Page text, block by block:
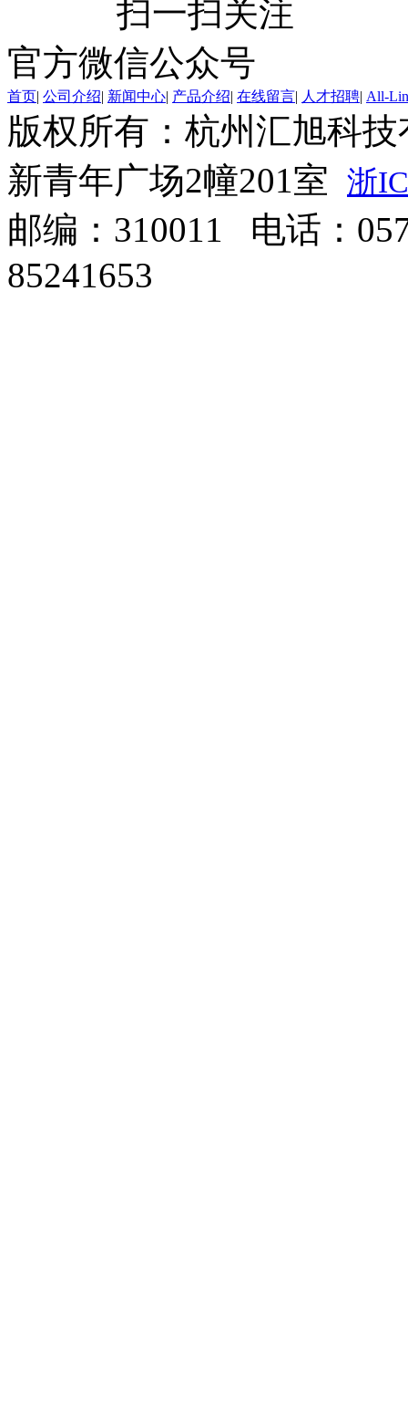
扫一扫关注
官方微信公众号
首页| 公司介绍| 新闻中心| 产品介绍| 在线留言| 人才招聘| All-
版权所有：杭州汇旭科
新青年广场2幢201室 浙
邮编：310011 电话：
85241653